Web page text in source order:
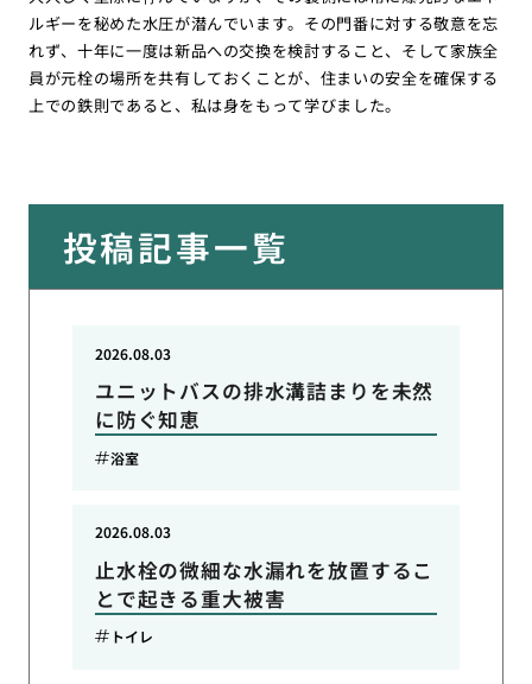
ルギーを秘めた水圧が潜んでいます。その門番に対する敬意を忘
れず、十年に一度は新品への交換を検討すること、そして家族全
員が元栓の場所を共有しておくことが、住まいの安全を確保する
上での鉄則であると、私は身をもって学びました。
投稿記事一覧
ユニットバスの排水溝詰まりを未然
に防ぐ知恵
2026.08.03
浴室
止水栓の微細な水漏れを放置するこ
とで起きる重大被害
2026.08.03
トイレ